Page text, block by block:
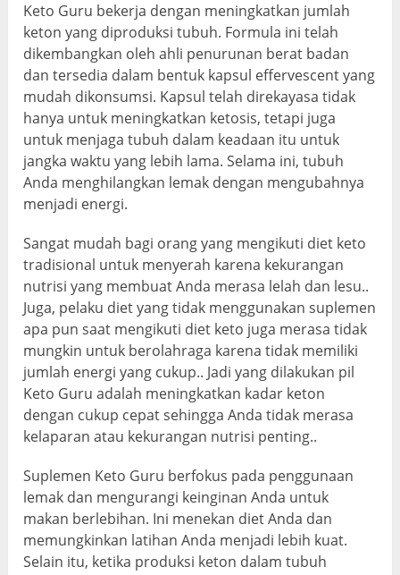
Keto Guru bekerja dengan meningkatkan jumlah
keton yang diproduksi tubuh. Formula ini telah
dikembangkan oleh ahli penurunan berat badan
dan tersedia dalam bentuk kapsul effervescent yang
mudah dikonsumsi. Kapsul telah direkayasa tidak
hanya untuk meningkatkan ketosis, tetapi juga
untuk menjaga tubuh dalam keadaan itu untuk
jangka waktu yang lebih lama. Selama ini, tubuh
Anda menghilangkan lemak dengan mengubahnya
menjadi energi.
Sangat mudah bagi orang yang mengikuti diet keto
tradisional untuk menyerah karena kekurangan
nutrisi yang membuat Anda merasa lelah dan lesu..
Juga, pelaku diet yang tidak menggunakan suplemen
apa pun saat mengikuti diet keto juga merasa tidak
mungkin untuk berolahraga karena tidak memiliki
jumlah energi yang cukup.. Jadi yang dilakukan pil
Keto Guru adalah meningkatkan kadar keton
dengan cukup cepat sehingga Anda tidak merasa
kelaparan atau kekurangan nutrisi penting..
Suplemen Keto Guru berfokus pada penggunaan
lemak dan mengurangi keinginan Anda untuk
makan berlebihan. Ini menekan diet Anda dan
memungkinkan latihan Anda menjadi lebih kuat.
Selain itu, ketika produksi keton dalam tubuh